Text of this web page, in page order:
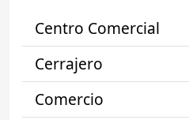
Centro Comercial
Cerrajero
Comercio